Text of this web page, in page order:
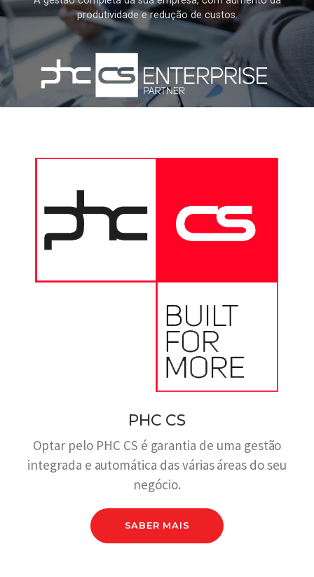
produtividade e redução de custos.
PHC CS
Optar pelo PHC CS é garantia de uma gestão
integrada e automática das várias áreas do seu
negócio.
SABER MAIS